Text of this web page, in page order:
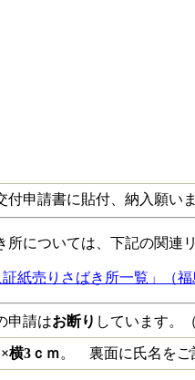
付申請書に貼付、納入願い
については、下記の関連
証紙売りさばき所一覧」（
申請はお断り しています。
横3ｃｍ。 裏面に氏名を